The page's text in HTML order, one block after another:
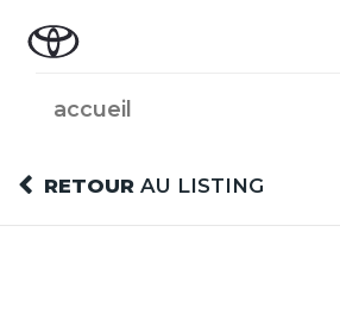
accueil
RETOUR AU LISTING